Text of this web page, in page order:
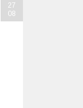
27
08